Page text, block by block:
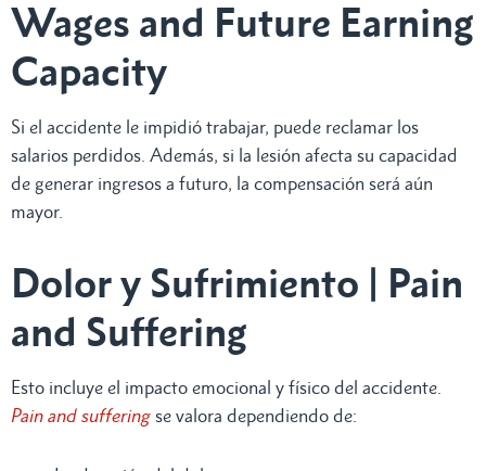
Wages and Future Earning
Capacity
Si el accidente le impidió trabajar, puede reclamar los
salarios perdidos. Además, si la lesión afecta su capacidad
de generar ingresos a futuro, la compensación será aún
mayor.
Dolor y Sufrimiento | Pain
and Suffering
Esto incluye el impacto emocional y físico del accidente.
Pain and suffering se valora dependiendo de: